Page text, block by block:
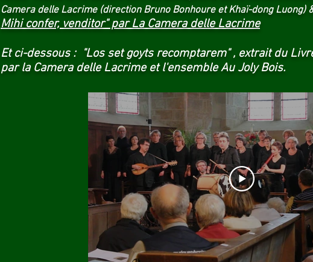
Camera delle Lacrime (direction Bruno Bonhoure et Khaï-dong Luong)
Mihi confer, venditor" par La Camera delle Lacrime
Et ci-dessous : "Los set goyts recomptarem" , extrait du
par la Camera delle Lacrime et l'ensemble Au Joly Bois.